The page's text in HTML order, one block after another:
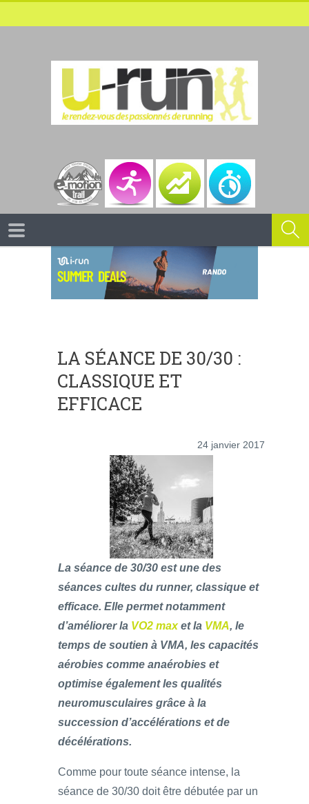
LA SÉANCE DE 30/30 :
CLASSIQUE ET
EFFICACE
24 janvier 2017
La séance de 30/30 est une des
séances cultes du runner, classique et
efficace. Elle permet notamment
d’améliorer la VO2 maxet la VMA, le
temps de soutien à VMA, les capacités
aérobies comme anaérobies et
optimise également les qualités
neuromusculaires grâce à la
succession d’accélérations et de
décélérations.
Comme pour toute séance intense, la
séance de 30/30 doit être débutée par un